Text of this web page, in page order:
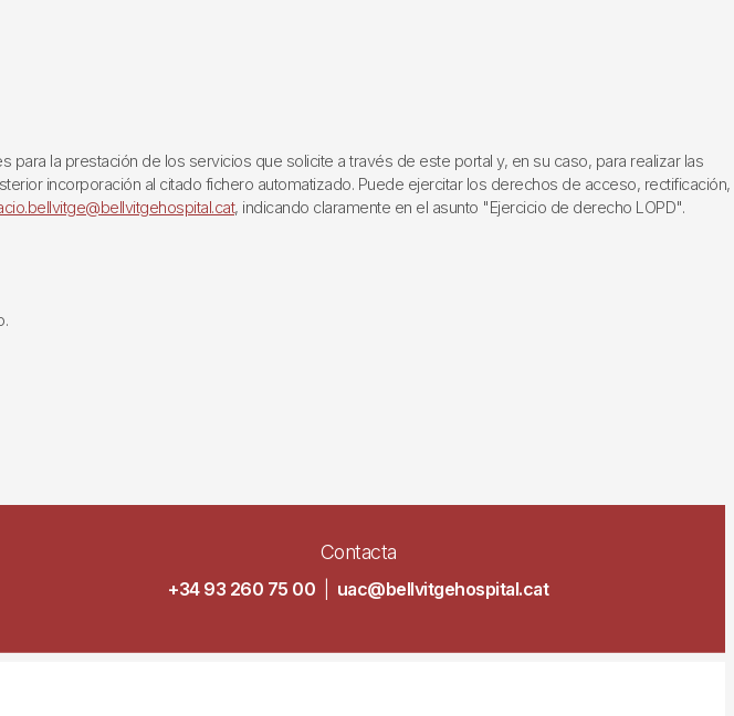
la prestación de los servicios que solicite a través de este portal y, en su caso, para realizar las
incorporación al citado fichero automatizado. Puede ejercitar los derechos de acceso, rectificación,
, indicando claramente en el asunto "Ejercicio de derecho LOPD".
Contacta
+34 93 260 75 00 uac@bellvitgehospital.cat